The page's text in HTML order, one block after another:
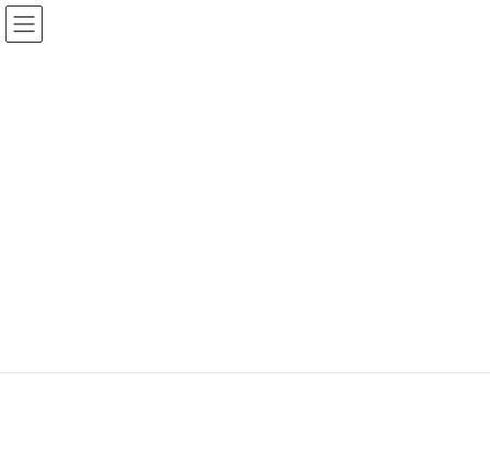
コ
ン
ナ
ビ